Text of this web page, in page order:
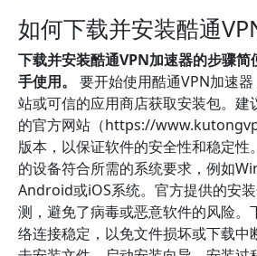
如何下载并安装酷通
下载并安装酷通VPN加速器的步骤简
手使用。
要开始使用酷通VPN加速
站或可信的应用商店获取安装包。建
的官方网站（https://
版本，以保证软件的安全性和稳定性
的设备符合所需的系统要求，例如
Android或iOS系统。官方提供的安
测，避免了病毒或恶意软件的风险。
络连接稳定，以免文件损坏或下载中